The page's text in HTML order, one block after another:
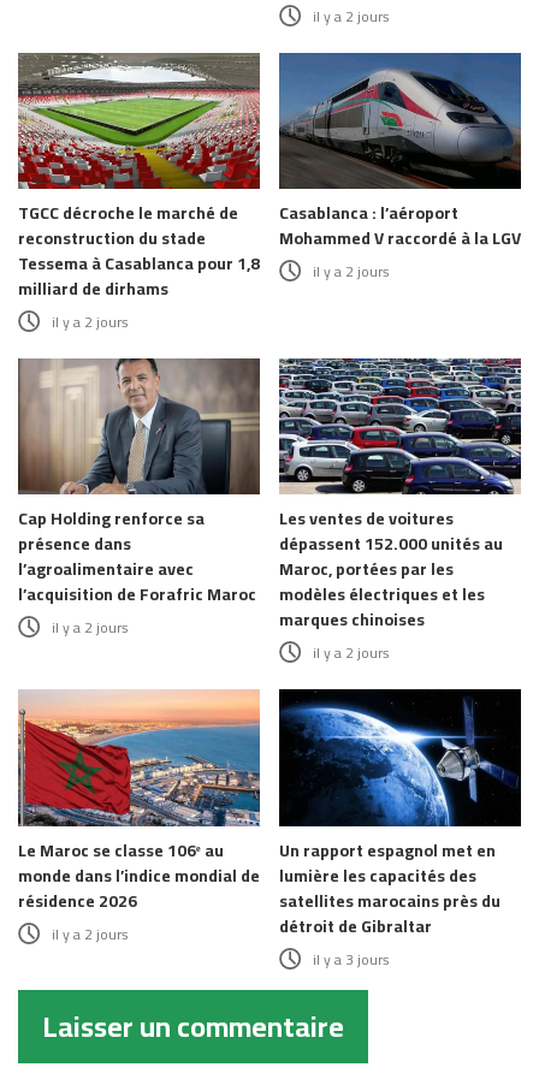
il y a 2 jours
TGCC décroche le marché de
reconstruction du stade
Tessema à Casablanca pour 1,8
milliard de dirhams
il y a 2 jours
Casablanca : l’aéroport
Mohammed V raccordé à la LGV
il y a 2 jours
Cap Holding renforce sa
présence dans
l’agroalimentaire avec
l’acquisition de Forafric Maroc
il y a 2 jours
Les ventes de voitures
dépassent 152.000 unités au
Maroc, portées par les
modèles électriques et les
marques chinoises
il y a 2 jours
Le Maroc se classe 106ᵉ au
monde dans l’indice mondial de
résidence 2026
il y a 2 jours
Un rapport espagnol met en
lumière les capacités des
satellites marocains près du
détroit de Gibraltar
il y a 3 jours
Laisser un commentaire